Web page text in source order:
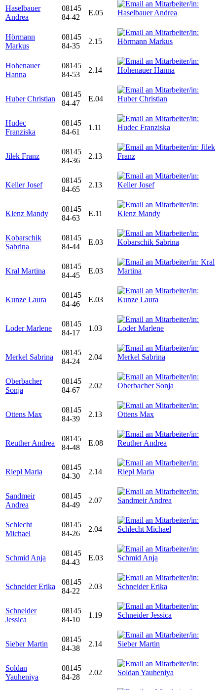
Haselbauer
Andrea
08145
84-42
E.05
Hörmann
Markus
08145
84-35
2.15
Hohenauer
Hanna
08145
84-53
2.14
Huber Christian
08145
84-47
E.04
Hudec
Franziska
08145
84-61
1.11
Jilek Franz
08145
84-36
2.13
Keller Josef
08145
84-65
2.13
Klenz Mandy
08145
84-63
E.11
Kobarschik
Sabrina
08145
84-44
E.03
Kral Martina
08145
84-45
E.03
Kunze Laura
08145
84-46
E.03
Loder Marlene
08145
84-17
1.03
Merkel Sabrina
08145
84-24
2.04
Oberbacher
Sonja
08145
84-67
2.02
Ottens Max
08145
84-39
2.13
Reuther Andrea
08145
84-48
E.08
Riepl Maria
08145
84-30
2.14
Sandmeir
Andrea
08145
84-49
2.07
Schlecht
Michael
08145
84-26
2.04
Schmid Anja
08145
84-43
E.03
Schneider Erika
08145
84-22
2.03
Schneider
Jessica
08145
84-10
1.19
Sieber Martin
08145
84-38
2.14
Soldan
Yauheniya
08145
84-28
2.02